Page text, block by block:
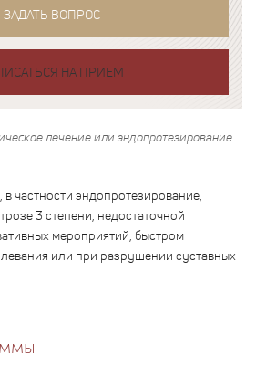
ЗАДАТЬ ВОПРОС
НА ПРИЕМ
лечение или эндопротезирование
частности эндопротезирование,
3 степени, недостаточной
мероприятий, быстром
или при разрушении суставных